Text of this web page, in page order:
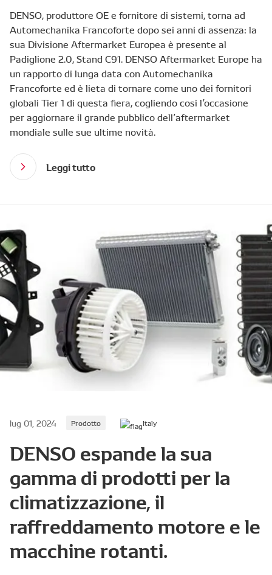
DENSO, produttore OE e fornitore di sistemi, torna ad
Automechanika Francoforte dopo sei anni di assenza: la
sua Divisione Aftermarket Europea è presente al
Padiglione 2.0, Stand C91. DENSO Aftermarket Europe ha
un rapporto di lunga data con Automechanika
Francoforte ed è lieta di tornare come uno dei fornitori
globali Tier 1 di questa fiera, cogliendo così l’occasione
per aggiornare il grande pubblico dell’aftermarket
mondiale sulle sue ultime novità.
Leggi tutto
lug 01, 2024 Prodotto Italy
DENSO espande la sua
gamma di prodotti per la
climatizzazione, il
raffreddamento motore e le
macchine rotanti.